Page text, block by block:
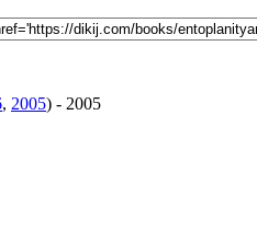
, 2005) - 2005